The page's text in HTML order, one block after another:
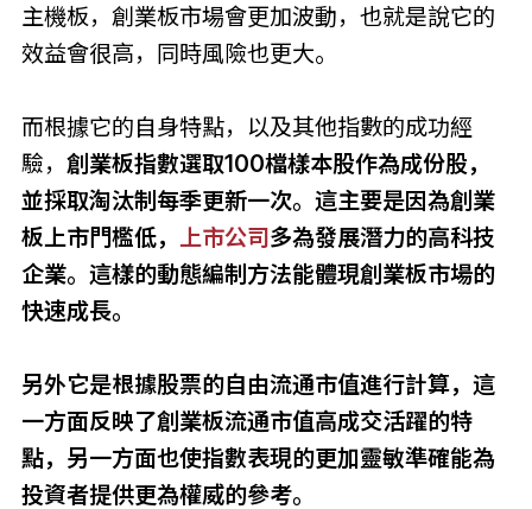
主機板，創業板市場會更加波動，也就是說它的
效益會很高，同時風險也更大。
而根據它的自身特點，以及其他指數的成功經
驗， 創業板指數選取100檔樣本股作為成份股，
並採取淘汰制每季更新一次。這主要是因為創業
板上市門檻低， 上市公司多為發展潛力的高科技
企業。這樣的動態編制方法能體現創業板市場的
快速成長。
另外它是根據股票的自由流通市值進行計算，這
一方面反映了創業板流通市值高成交活躍的特
點，另一方面也使指數表現的更加靈敏準確能為
投資者提供更為權威的參考。